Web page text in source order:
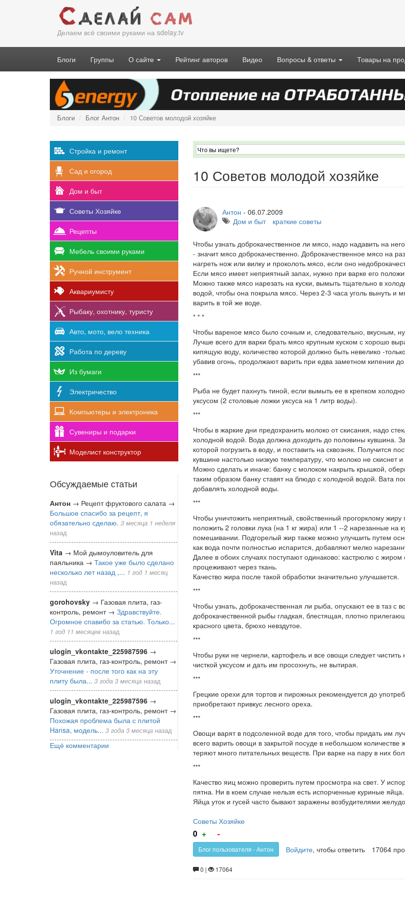
Делаем всё своими руками на sdelay.tv
Блоги Группы О сайте Рейтинг авторов Видео Вопросы & ответы Товары на
Блоги Блог Антон 10 Советов молодой хозяйке
Стройка и ремонт
Сад и огород
Дом и быт
Советы Хозяйке
Рецепты
Мебель своими руками
Ручной инструмент
Аквариумисту
Рыбаку, охотнику, туристу
Авто, мото, вело техника
Работа по дереву
Из бумаги
Электричество
Компьютеры и электроника
Сувениры и подарки
Моделист конструктор
Обсуждаемые статьи
Антон → Рецепт фруктового салата →
Большое спасибо за рецепт, я
обязательно сделаю. 3 месяца 1 неделя
назад
Vita → Мой дымоуловитель для
паяльника → Такое уже было сделано
несколько лет назад ,... 1 год 1 месяц
назад
gorohovsky → Газовая плита, газ-
контроль, ремонт → Здравствуйте.
Огромное спавибо за статью. Только...
1 год 11 месяцев назад
ulogin_vkontakte_225987596 →
Газовая плита, газ-контроль, ремонт →
Уточнение - после того как на эту
плиту была... 3 года 3 месяца назад
ulogin_vkontakte_225987596 →
Газовая плита, газ-контроль, ремонт →
Похожая проблема была с плитой
Hansa, модель... 3 года 3 месяца назад
Ещё комментарии
10 Советов молодой хозяйке
Антон - 06.07.2009
Дом и быт
краткие советы
Чтобы узнать доброкачественное ли мясо, надо надавить на
- значит мясо доброкачественно. Доброкачественное мясо на
нагреть нож или вилку и проколоть мясо, если оно
Если мясо имеет неприятный запах, нужно при варке его
Можно также мясо нарезать на куски, вымыть тщательно в
водой, чтобы она покрыла мясо. Через 2-3 часа уголь вынуть и
варить в той же воде.
* * *
Чтобы вареное мясо было сочным и, следовательно, вкусным,
Лучше всего для варки брать мясо крупным куском с хорошо
кипящую воду, количество которой должно быть невелико -
убавив огонь, продолжают варить при едва заметном кипении до
***
Рыба не будет пахнуть тиной, если вымыть ее в крепком
уксусом (2 столовые ложки уксуса на 1 литр воды).
***
Чтобы в жаркие дни предохранить молоко от скисания, надо
холодной водой. Вода должна доходить до половины кувшина.
которой погрузить в воду, и поставить на сквозняк. Получится
кувшине настолько низкую температуру, что молоко не
Можно сделать и иначе: банку с молоком накрыть крышкой,
таким образом банку ставят на блюдо с холодной водой. Вата
добавлять холодной воды.
***
Чтобы уничтожить неприятный, свойственный прогорклому
положить 2 головки лука (на 1 кг жира) или 1 --2 нарезанные на
помешивании. Подгорелый жир также можно улучшить путем
как вода почти полностью испарится, добавляют мелко
Далее в обоих случаях поступают одинаково: кастрюлю с
процеживают через ткань.
Качество жира после такой обработки значительно улучшается.
***
Чтобы узнать, доброкачественная ли рыба, опускают ее в таз с
доброкачественной рыбы гладкая, блестящая, плотно
красного цвета, брюхо невздутое.
***
Чтобы руки не чернели, картофель и все овощи следует
чисткой уксусом и дать им просохнуть, не вытирая.
***
Грецкие орехи для тортов и пирожных рекомендуется до
приобретают привкус лесного ореха.
***
Овощи варят в подсоленной воде для того, чтобы придать им
всего варить овощи в закрытой посуде в небольшом
теряют много питательных веществ. При варке на пару в них
***
Качество яиц можно проверить путем просмотра на свет. У
пятна. Ни в коем случае нельзя есть испорченные куриные яйца.
Яйца уток и гусей часто бывают заражены возбудителями
Советы Хозяйке
0 +
за!
-
против!
Блог пользователя - Антон Войдите, чтобы ответить 17064
0 | 17064